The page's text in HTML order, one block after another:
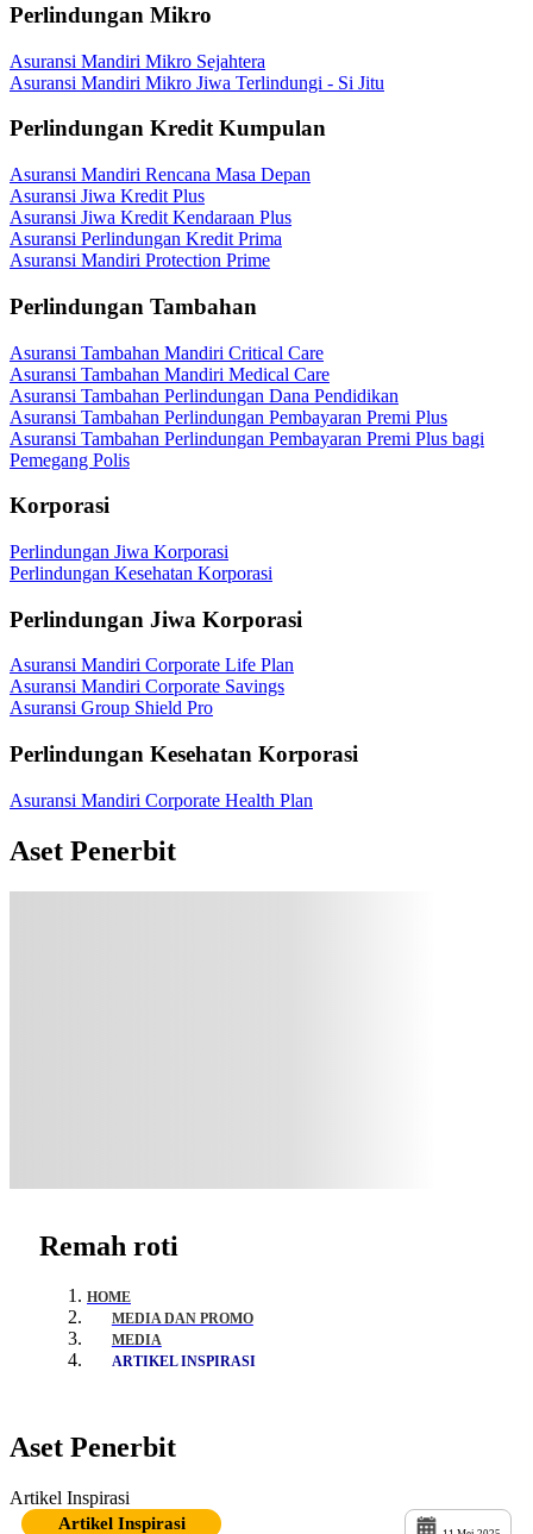
Perlindungan Mikro
Asuransi Mandiri Mikro Sejahtera
Asuransi Mandiri Mikro Jiwa Terlindungi - Si Jitu
Perlindungan Kredit Kumpulan
Asuransi Mandiri Rencana Masa Depan
Asuransi Jiwa Kredit Plus
Asuransi Jiwa Kredit Kendaraan Plus
Asuransi Perlindungan Kredit Prima
Asuransi Mandiri Protection Prime
Perlindungan Tambahan
Asuransi Tambahan Mandiri Critical Care
Asuransi Tambahan Mandiri Medical Care
Asuransi Tambahan Perlindungan Dana Pendidikan
Asuransi Tambahan Perlindungan Pembayaran Premi Plus
Asuransi Tambahan Perlindungan Pembayaran Premi Plus bagi
Pemegang Polis
Korporasi
Perlindungan Jiwa Korporasi
Perlindungan Kesehatan Korporasi
Perlindungan Jiwa Korporasi
Asuransi Mandiri Corporate Life Plan
Asuransi Mandiri Corporate Savings
Asuransi Group Shield Pro
Perlindungan Kesehatan Korporasi
Asuransi Mandiri Corporate Health Plan
Aset Penerbit
Remah roti
HOME
MEDIA DAN PROMO
MEDIA
ARTIKEL INSPIRASI
Aset Penerbit
Artikel Inspirasi
Artikel Inspirasi